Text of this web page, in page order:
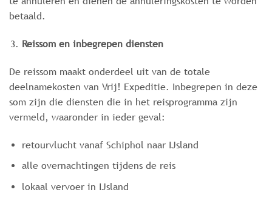
betaald.
Reissom en inbegrepen diensten
De reissom maakt onderdeel uit van de totale
deelnamekosten van Vrij! Expeditie. Inbegrepen in deze
som zijn die diensten die in het reisprogramma zijn
vermeld, waaronder in ieder geval:
retourvlucht vanaf Schiphol naar IJsland
alle overnachtingen tijdens de reis
lokaal vervoer in IJsland